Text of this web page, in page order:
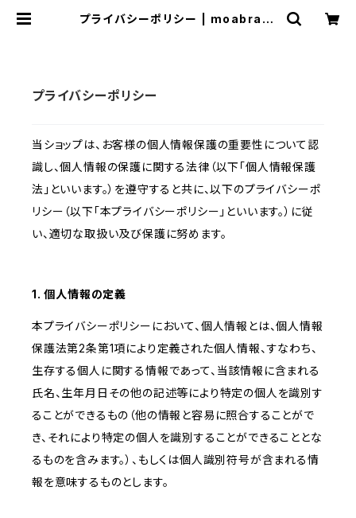
プライバシーポリシー | moabrant
プライバシーポリシー
当ショップは、お客様の個人情報保護の重要性について認
識し、個人情報の保護に関する法律（以下「個人情報保護
法」といいます。）を遵守すると共に、以下のプライバシーポ
リシー（以下「本プライバシーポリシー」といいます。）に従
い、適切な取扱い及び保護に努めます。
1. 個人情報の定義
本プライバシーポリシーにおいて、個人情報とは、個人情報
保護法第2条第1項により定義された個人情報、すなわち、
生存する個人に関する情報であって、当該情報に含まれる
氏名、生年月日その他の記述等により特定の個人を識別す
ることができるもの（他の情報と容易に照合することがで
き、それにより特定の個人を識別することができることとな
るものを含みます。）、もしくは個人識別符号が含まれる情
報を意味するものとします。